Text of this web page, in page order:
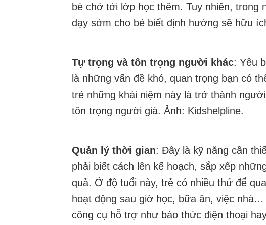
bè chở tới lớp học thêm. Tuy nhiên, trong
dạy sớm cho bé biết định hướng sẽ hữu
Tự trọng và tôn trọng người khác: Yêu
là những vấn đề khó, quan trọng bạn có
trẻ những khái niệm này là trở thành
tôn trọng người già. Ảnh: Kidshelpline.
Quản lý thời gian: Đây là kỹ năng cần
phải biết cách lên kế hoạch, sắp xếp
quả. Ở độ tuổi này, trẻ có nhiều thứ để
hoạt động sau giờ học, bữa ăn, việc
công cụ hỗ trợ như báo thức điện thoại